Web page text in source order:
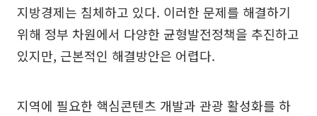
지방경제는 침체하고 있다. 이러한 문제를 해결하기
위해 정부 차원에서 다양한 균형발전정책을 추진하고
있지만, 근본적인 해결방안은 어렵다.
지역에 필요한 핵심콘텐츠 개발과 관광 활성화를 하